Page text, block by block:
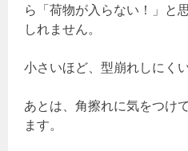
ら「荷物が入らない！」と
しれません。
小さいほど、型崩れしにく
あとは、角擦れに気をつけ
ます。